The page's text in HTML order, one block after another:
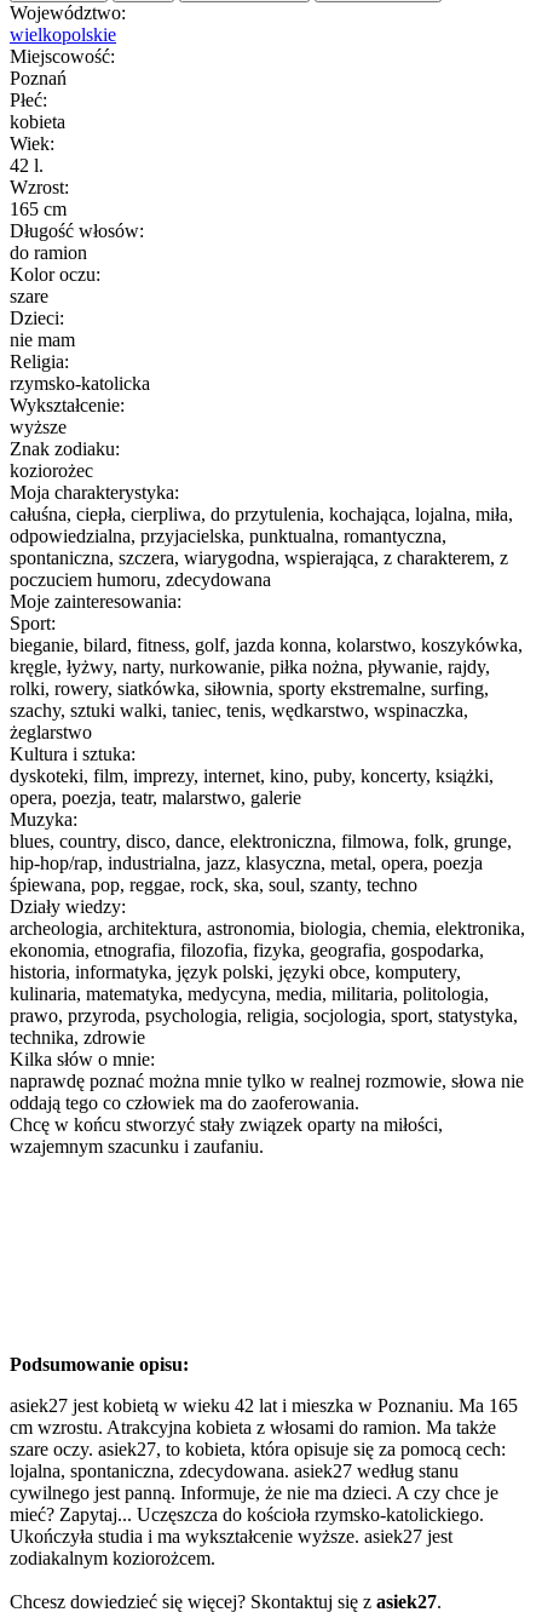
Województwo:
wielkopolskie
Miejscowość:
Poznań
Płeć:
kobieta
Wiek:
42 l.
Wzrost:
165 cm
Długość włosów:
do ramion
Kolor oczu:
szare
Dzieci:
nie mam
Religia:
rzymsko-katolicka
Wykształcenie:
wyższe
Znak zodiaku:
koziorożec
Moja charakterystyka:
całuśna, ciepła, cierpliwa, do przytulenia, kochająca, lojalna, miła,
odpowiedzialna, przyjacielska, punktualna, romantyczna,
spontaniczna, szczera, wiarygodna, wspierająca, z charakterem, z
poczuciem humoru, zdecydowana
Moje zainteresowania:
Sport:
bieganie, bilard, fitness, golf, jazda konna, kolarstwo, koszykówka,
kręgle, łyżwy, narty, nurkowanie, piłka nożna, pływanie, rajdy,
rolki, rowery, siatkówka, siłownia, sporty ekstremalne, surfing,
szachy, sztuki walki, taniec, tenis, wędkarstwo, wspinaczka,
żeglarstwo
Kultura i sztuka:
dyskoteki, film, imprezy, internet, kino, puby, koncerty, książki,
opera, poezja, teatr, malarstwo, galerie
Muzyka:
blues, country, disco, dance, elektroniczna, filmowa, folk, grunge,
hip-hop/rap, industrialna, jazz, klasyczna, metal, opera, poezja
śpiewana, pop, reggae, rock, ska, soul, szanty, techno
Działy wiedzy:
archeologia, architektura, astronomia, biologia, chemia, elektronika,
ekonomia, etnografia, filozofia, fizyka, geografia, gospodarka,
historia, informatyka, język polski, języki obce, komputery,
kulinaria, matematyka, medycyna, media, militaria, politologia,
prawo, przyroda, psychologia, religia, socjologia, sport, statystyka,
technika, zdrowie
Kilka słów o mnie:
naprawdę poznać można mnie tylko w realnej rozmowie, słowa nie
oddają tego co człowiek ma do zaoferowania.
Chcę w końcu stworzyć stały związek oparty na miłości,
wzajemnym szacunku i zaufaniu.
Podsumowanie opisu:
asiek27 jest kobietą w wieku 42 lat i mieszka w Poznaniu. Ma 165
cm wzrostu. Atrakcyjna kobieta z włosami do ramion. Ma także
szare oczy. asiek27, to kobieta, która opisuje się za pomocą cech:
lojalna, spontaniczna, zdecydowana. asiek27 według stanu
cywilnego jest panną. Informuje, że nie ma dzieci. A czy chce je
mieć? Zapytaj... Uczęszcza do kościoła rzymsko-katolickiego.
Ukończyła studia i ma wykształcenie wyższe. asiek27 jest
zodiakalnym koziorożcem.
Chcesz dowiedzieć się więcej? Skontaktuj się z asiek27.